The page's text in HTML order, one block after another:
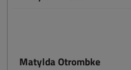
Matylda Otrombke